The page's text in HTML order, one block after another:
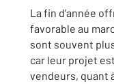
La fin d’année
favorable au
sont souvent
car leur projet
vendeurs, quant